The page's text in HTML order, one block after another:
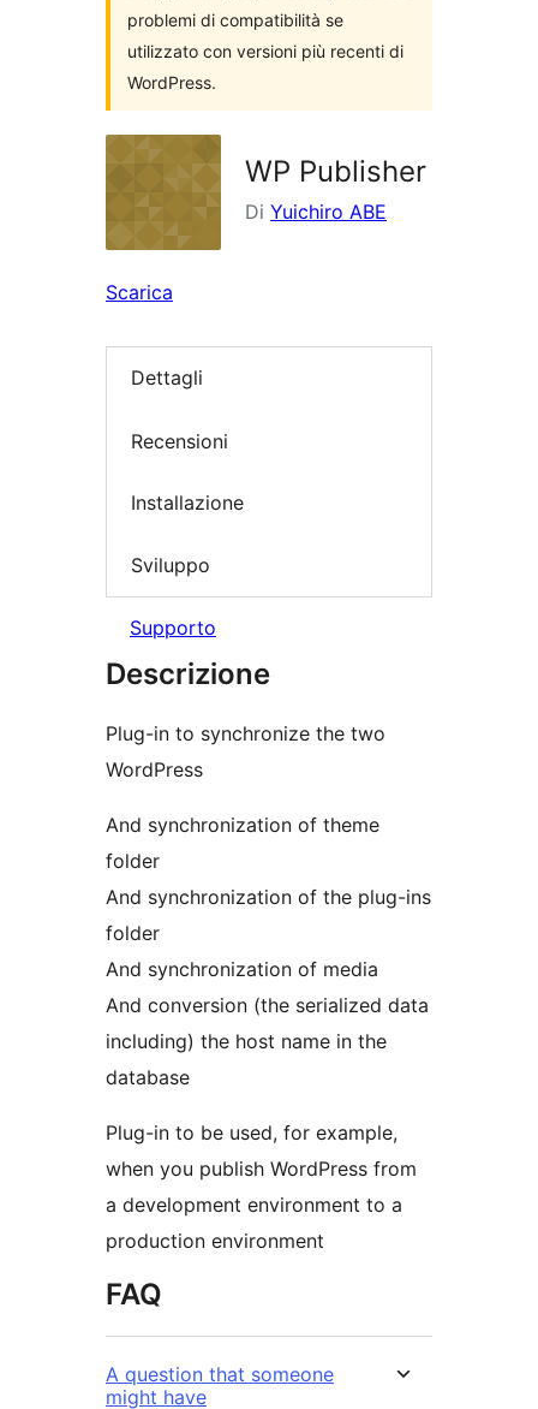
problemi di compatibilità se
utilizzato con versioni più recenti di
WordPress.
WP Publisher
Di Yuichiro ABE
Scarica
Dettagli
Recensioni
Installazione
Sviluppo
Supporto
Descrizione
Plug-in to synchronize the two
WordPress
And synchronization of theme
folder
And synchronization of the plug-ins
folder
And synchronization of media
And conversion (the serialized data
including) the host name in the
database
Plug-in to be used, for example,
when you publish WordPress from
a development environment to a
production environment
FAQ
A question that someone
might have